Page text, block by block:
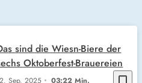
Sep. 2025 03:22 Min.
sind die Wiesn-Biere der
Oktoberfest-Brauereien